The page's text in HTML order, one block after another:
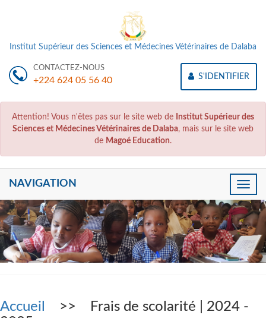
Institut Supérieur des Sciences et Médecines Vétérinaires de Dalaba
CONTACTEZ-NOUS
+224 624 05 56 40 S'IDENTIFIER
Attention! Vous n'êtes pas sur le site web de
Institut Supérieur des
Sciences et Médecines Vétérinaires de Dalaba, mais sur le site web
de Magoé Education.
Toggle
NAVIGATION
Accueil
>> Frais de scolarité | 2024 -